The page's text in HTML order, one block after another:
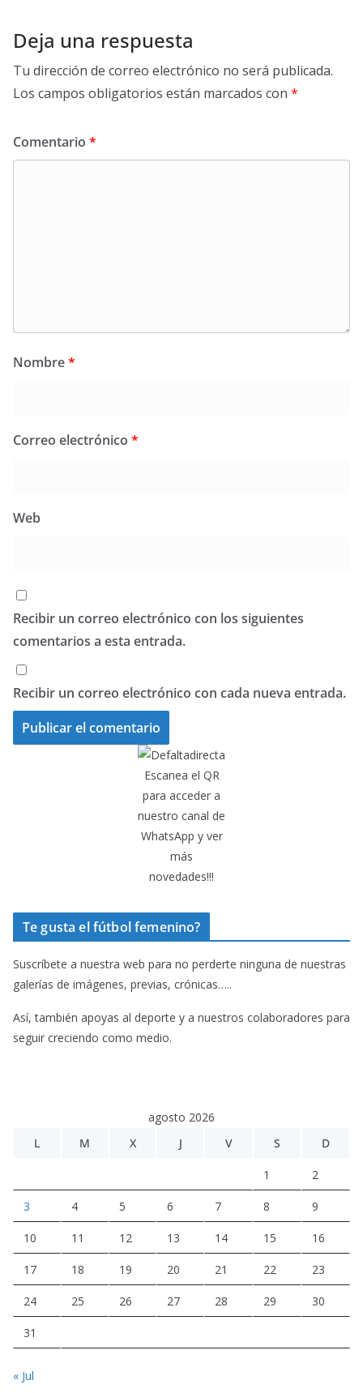
Deja una respuesta
Tu dirección de correo electrónico no será publicada.
Los campos obligatorios están marcados con *
Comentario *
Nombre*
Correo electrónico *
Web
Recibir un correo electrónico con los siguientes
comentarios a esta entrada.
Recibir un correo electrónico con cada nueva entrada.
Escanea el QR
para acceder a
nuestro canal de
WhatsApp y ver
más
novedades!!!
Te gusta el fútbol femenino?
Suscríbete a nuestra web para no perderte ninguna de nuestras
galerías de imágenes, previas, crónicas…..
Así, también apoyas al deporte y a nuestros colaboradores para
seguir creciendo como medio.
agosto 2026
L
M X J V S D
1 2
3 4 5 6 7 8 9
10 11 12 13 14 15 16
17 18 19 20 21 22 23
24 25 26 27 28 29 30
31
« Jul